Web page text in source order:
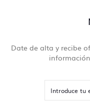
Date de alta y recibe